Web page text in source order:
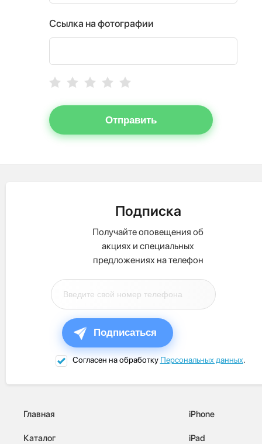
Ссылка на фотографии
Отправить
Подписка
Получайте оповещения об
акциях и специальных
предложениях на телефон
Подписаться
Согласен на обработку Персональных данных.
Главная
Каталог
iPhone
iPad